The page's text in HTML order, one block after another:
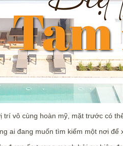
vô cùng hoàn mỹ, mặt trước có
ai đang muốn tìm kiếm một nơi để